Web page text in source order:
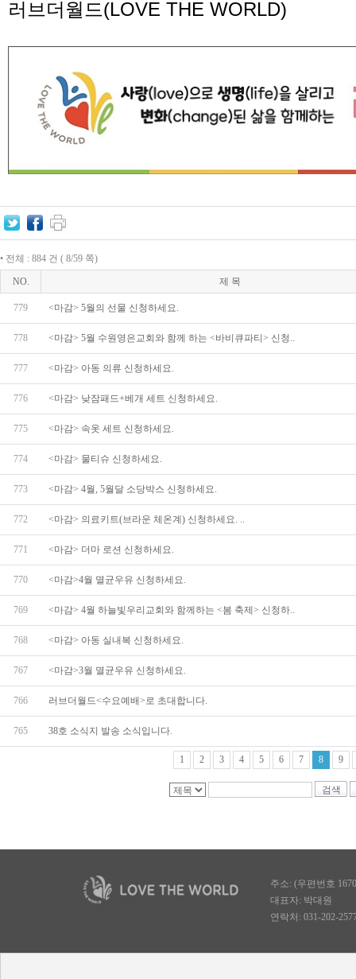
러브더월드(LOVE THE WORLD)
• 전체 : 884 건 ( 8/59 쪽)
NO. 제 목
779 <마감> 5월의 선물 신청하세요.
778 <마감> 5월 수원영은교회와 함께 하는 <바비큐파티> 신청..
777 <마감> 아동 의류 신청하세요.
776 <마감> 낮잠패드+베개 세트 신청하세요.
775 <마감> 속옷 세트 신청하세요.
774 <마감> 물티슈 신청하세요.
773 <마감> 4월, 5월달 소당박스 신청하세요.
772 <마감> 의료키트(브라운 체온계) 신청하세요. ..
771 <마감> 더마 로션 신청하세요.
770 <마감>4월 멸균우유 신청하세요.
769 <마감> 4월 하늘빛우리교회와 함께하는 <봄 축제> 신청하..
768 <마감> 아동 실내복 신청하세요.
767 <마감>3월 멸균우유 신청하세요.
766 러브더월드<수요예배>로 초대합니다.
765 38호 소식지 발송 소식입니다.
1 2 3 4 5 6 7 8 9
검색
주소: (우편번호
대표자: 박대원
연락처: 031-202-